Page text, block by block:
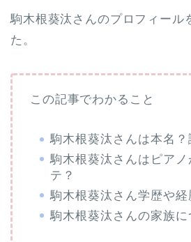
駒木根葵汰さんのプロフィール
た。
この記事でわかること
駒木根葵汰さんは本名？
駒木根葵汰さんはピア
テ？
駒木根葵汰さん学歴や経
駒木根葵汰さんの家族に